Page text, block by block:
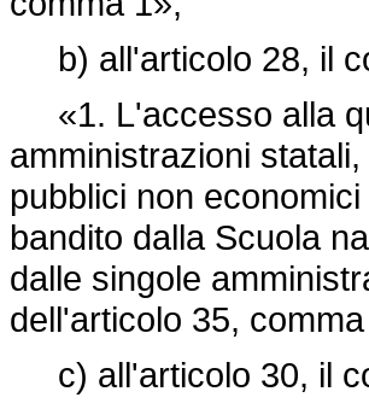
b) all'articolo 28, il
«1. L'accesso alla
amministrazioni
pubblici non
bandito dalla Scuola
dalle singole
dell'articolo 35,
c) all'articolo 30, il